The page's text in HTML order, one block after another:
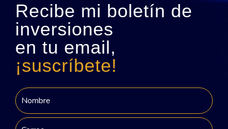
Recibe mi boletín de
inversiones
en tu email,
¡suscríbete!